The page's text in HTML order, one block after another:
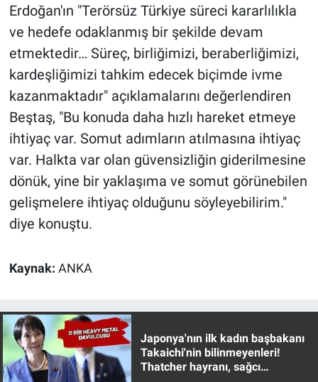
Erdoğan'ın "Terörsüz Türkiye süreci kararlılıkla
ve hedefe odaklanmış bir şekilde devam
etmektedir… Süreç, birliğimizi, beraberliğimizi,
kardeşliğimizi tahkim edecek biçimde ivme
kazanmaktadır" açıklamalarını değerlendiren
Beştaş, "Bu konuda daha hızlı hareket etmeye
ihtiyaç var. Somut adımların atılmasına ihtiyaç
var. Halkta var olan güvensizliğin giderilmesine
dönük, yine bir yaklaşıma ve somut görünebilen
gelişmelere ihtiyaç olduğunu söyleyebilirim."
diye konuştu.
Kaynak: ANKA
Japonya'nın ilk kadın başbakanı
Takaichi'nin bilinmeyenleri!
Thatcher hayranı, sağcı